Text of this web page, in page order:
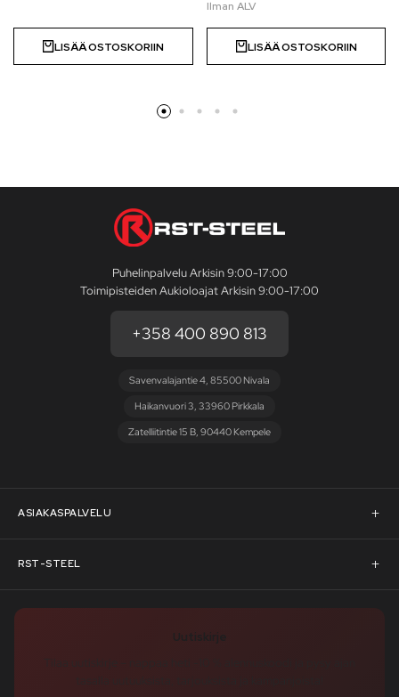
LISÄÄ OSTOSKORIIN LISÄÄ OSTOSKORIIN
Puhelinpalvelu Arkisin 9:00-17:00
Toimipisteiden Aukioloajat Arkisin 9:00-17:00
+358 400 890 813
Savenvalajantie 4, 85500 Nivala
Haikanvuori 3, 33960 Pirkkala
Zatelliitintie 15 B, 90440 Kempele
ASIAKASPALVELU
Asiakaspalvelu
Pyydä tarjous
RST-STEEL
RST-Steelin tarina
Uutiskirje